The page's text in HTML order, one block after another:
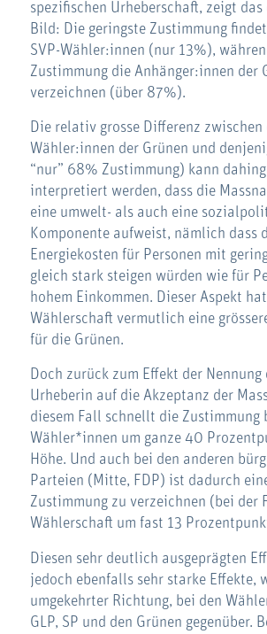
spezifischen Urheberschaft, zeigt
Bild: Die geringste Zustimmung
SVP-Wähler:innen (nur 13%),
Zustimmung die Anhänger:innen der
verzeichnen (über 87%).
Die relativ grosse Differenz zwischen
Wähler:innen der Grünen und
“nur” 68% Zustimmung) kann
interpretiert werden, dass die
eine umwelt- als auch eine
Komponente aufweist, nämlich dass
Energiekosten für Personen mit
gleich stark steigen würden wie für
hohem Einkommen. Dieser Aspekt
Wählerschaft vermutlich eine
für die Grünen.
Doch zurück zum Effekt der Nennung
Urheberin auf die Akzeptanz der
diesem Fall schnellt die Zustimmung
Wähler*innen um ganze 40
Höhe. Und auch bei den anderen
Parteien (Mitte, FDP) ist dadurch
Zustimmung zu verzeichnen (bei der
Wählerschaft um fast 13
Diesen sehr deutlich ausgeprägten
jedoch ebenfalls sehr starke Effekte,
umgekehrter Richtung, bei den
GLP, SP und den Grünen gegenüber.